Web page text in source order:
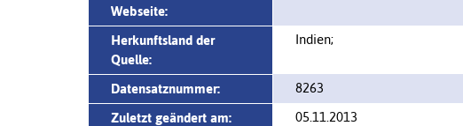
Webseite:
Herkunftsland der
Quelle:
Indien;
Datensatznummer:
8263
Zuletzt geändert am:
05.11.2013